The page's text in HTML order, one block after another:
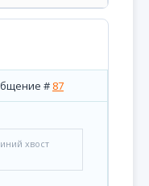
# 87
хвост